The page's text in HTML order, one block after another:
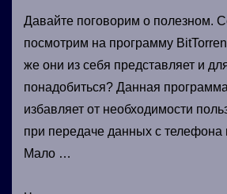
Давайте поговорим о полезном.
посмотрим на программу
же они из себя представляет и
понадобиться? Данная
избавляет от необходимости
при передаче данных с телефона
Мало …